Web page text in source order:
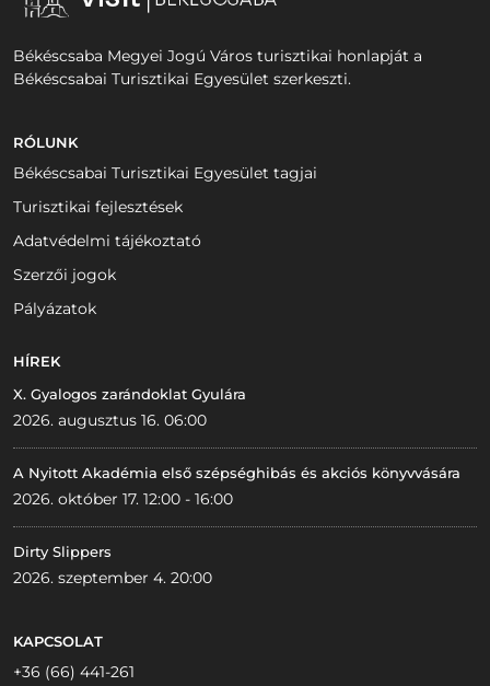
Békéscsaba Megyei Jogú Város turisztikai honlapját a
Békéscsabai Turisztikai Egyesület szerkeszti.
RÓLUNK
Békéscsabai Turisztikai Egyesület tagjai
Turisztikai fejlesztések
Adatvédelmi tájékoztató
Szerzői jogok
Pályázatok
HÍREK
X. Gyalogos zarándoklat Gyulára
2026. augusztus 16. 06:00
A Nyitott Akadémia első szépséghibás és akciós könyvvására
2026. október 17. 12:00 - 16:00
Dirty Slippers
2026. szeptember 4. 20:00
KAPCSOLAT
+36 (66) 441-261